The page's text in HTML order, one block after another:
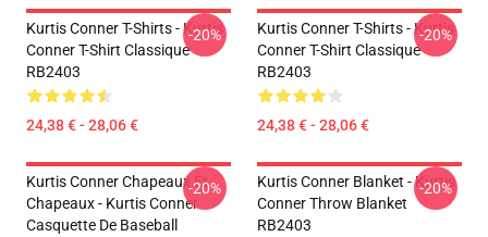
Kurtis Conner T-Shirts - Kurtis
Conner T-Shirt Classique
RB2403
24,38 € - 28,06 €
-20%
Kurtis Conner T-Shirts - Kurtis
Conner T-Shirt Classique
RB2403
24,38 € - 28,06 €
-20%
Kurtis Conner Chapeaux Et
Chapeaux - Kurtis Conner
Casquette De Baseball
-20%
Kurtis Conner Blanket - Kurtis
Conner Throw Blanket
RB2403
-20%